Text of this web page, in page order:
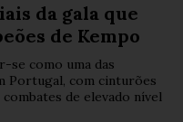
da gala que
de Kempo
se como uma das
Portugal, com cinturões
de elevado nível